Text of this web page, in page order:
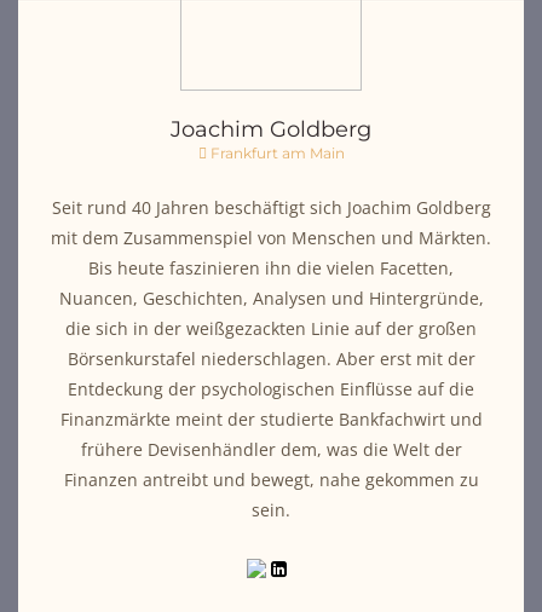
Joachim Goldberg
Frankfurt am Main
Seit rund 40 Jahren beschäftigt sich Joachim Goldberg
mit dem Zusammenspiel von Menschen und Märkten.
Bis heute faszinieren ihn die vielen Facetten,
Nuancen, Geschichten, Analysen und Hintergründe,
die sich in der weißgezackten Linie auf der großen
Börsenkurstafel niederschlagen. Aber erst mit der
Entdeckung der psychologischen Einflüsse auf die
Finanzmärkte meint der studierte Bankfachwirt und
frühere Devisenhändler dem, was die Welt der
Finanzen antreibt und bewegt, nahe gekommen zu
sein.